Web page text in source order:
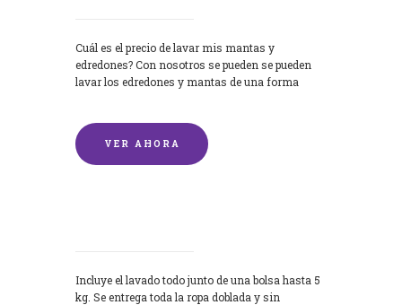
Cuál es el precio de lavar mis mantas y
edredones? Con nosotros se pueden se pueden
lavar los edredones y mantas de una forma
VER AHORA
Incluye el lavado todo junto de una bolsa hasta 5
kg. Se entrega toda la ropa doblada y sin